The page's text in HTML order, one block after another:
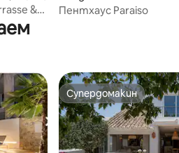
&
Пентхаус Paraiso
Супердомакин
Супердомакин